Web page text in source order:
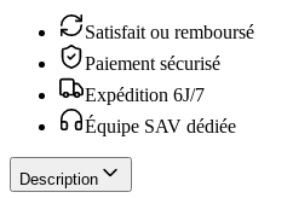
Satisfait ou remboursé
Paiement sécurisé
Expédition 6J/7
Équipe SAV dédiée
Description